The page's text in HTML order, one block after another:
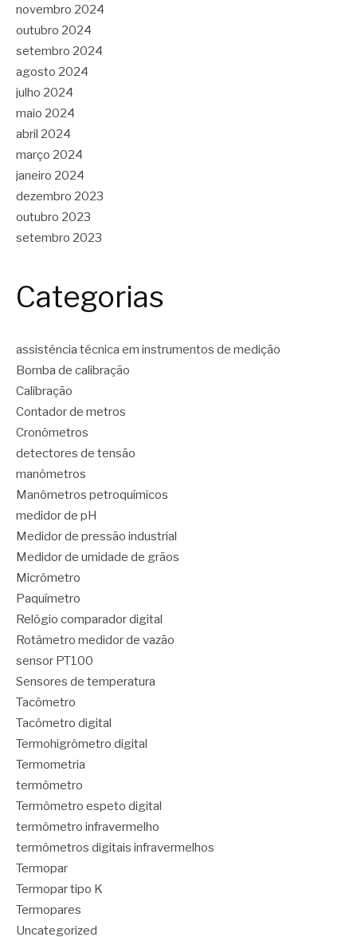
novembro 2024
outubro 2024
setembro 2024
agosto 2024
julho 2024
maio 2024
abril 2024
março 2024
janeiro 2024
dezembro 2023
outubro 2023
setembro 2023
Categorias
assistência técnica em instrumentos de medição
Bomba de calibração
Calibração
Contador de metros
Cronômetros
detectores de tensão
manômetros
Manômetros petroquímicos
medidor de pH
Medidor de pressão industrial
Medidor de umidade de grãos
Micrômetro
Paquímetro
Relógio comparador digital
Rotâmetro medidor de vazão
sensor PT100
Sensores de temperatura
Tacômetro
Tacômetro digital
Termohigrômetro digital
Termometria
termômetro
Termômetro espeto digital
termômetro infravermelho
termômetros digitais infravermelhos
Termopar
Termopar tipo K
Termopares
Uncategorized